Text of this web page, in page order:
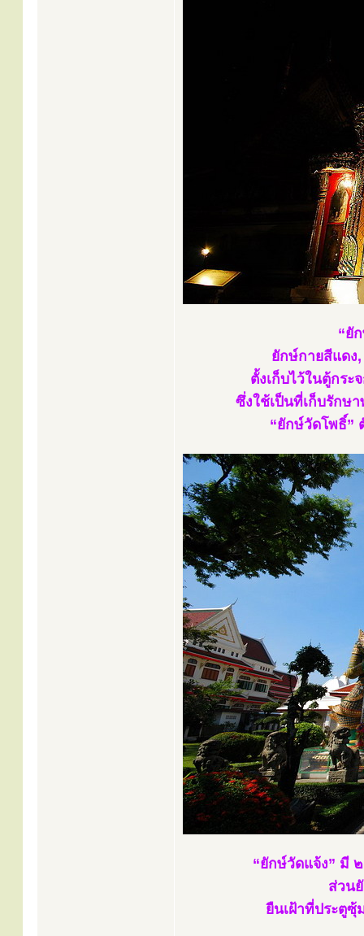
“ยั
ยักษ์กายสีแดง
ตั้งเก็บไว้ในตู้กร
ซึ่งใช้เป็นที่เก็บรักษ
“ยักษ์วัดโพธิ์”
“ยักษ์วัดแจ้ง” มี
ส่วน
ยืนเฝ้าที่ประตูซุ้